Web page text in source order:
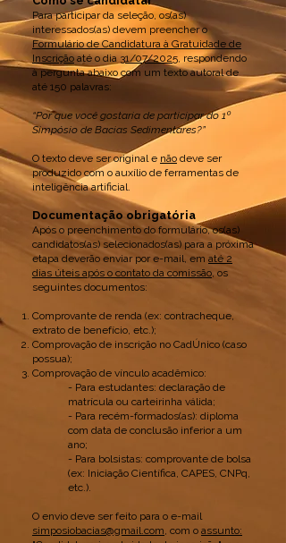
Para participar da seleção, os(as)
interessados(as) devem preencher o
Formulário de Candidatura à Gratuidade de
Inscriçãoaté o dia31/07/2025, respondendo
à pergunta abaixo com um texto autoral de
até 150 palavras:
“Por que você gostaria de participar do 1º
Simpósio de Bacias Sedimentares?”
O texto deve ser original e não deve ser
produzido com o auxílio de ferramentas de
inteligência artificial.
Documentação obrigatória
Após o preenchimento do formulário, os(as)
candidatos(as) selecionados(as) para a próxima
etapa deverão enviar por e-mail, em até 2
dias úteis após o contato da comissão, os
seguintes documentos:
Comprovante de renda (ex: contracheque,
extrato de benefício, etc.);
Comprovação de inscrição no CadÚnico (caso
possua);
Comprovação de vínculo acadêmico:
- Para estudantes: declaração de
matrícula ou carteirinha válida;
- Para recém-formados(as): diploma
com data de conclusão inferior a um
ano;
- Para bolsistas: comprovante de bolsa
(ex: Iniciação Científica, CAPES, CNPq,
etc.).
O envio deve ser feito para o e-mail
simposiobacias@gmail.com, com o assunto: